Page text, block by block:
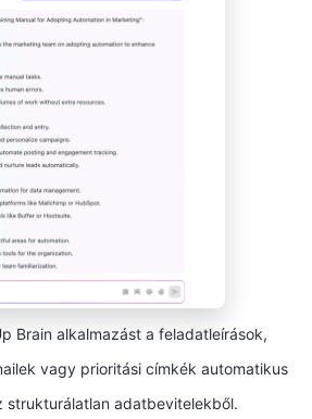
Brain alkalmazást a feladatleírások,
vagy prioritási címkék automatikus
strukturálatlan adatbevitelekből.